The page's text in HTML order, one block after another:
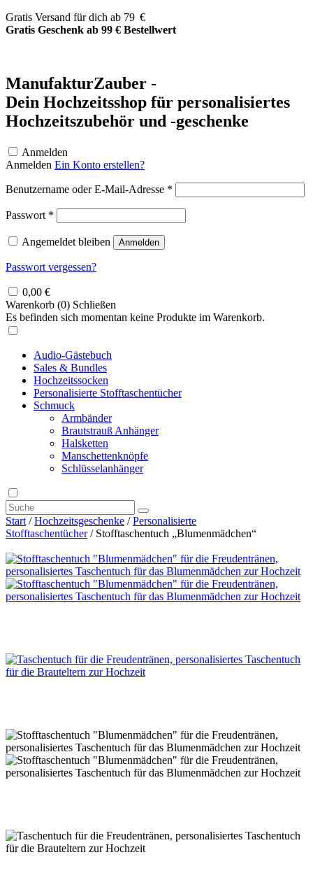
Zum
Inhalt
Gratis Versand für dich ab 79 €
Gratis Geschenk ab 99 € Bestellwert
ManufakturZauber -
Dein Hochzeitsshop für personalisiertes
Hochzeitszubehör und -geschenke
Anmelden
Anmelden Ein Konto erstellen?
Benutzername oder E-Mail-Adresse *
Passwort *
Angemeldet bleiben Anmelden
Passwort vergessen?
0,00 €
Warenkorb (0) Schließen
Es befinden sich momentan keine Produkte im Warenkorb.
Audio-Gästebuch
Sales & Bundles
Hochzeitssocken
Personalisierte Stofftaschentücher
Schmuck
Armbänder
Brautstrauß Anhänger
Halsketten
Manschettenknöpfe
Schlüsselanhänger
Start /Hochzeitsgeschenke /Personalisierte
Stofftaschentücher/ Stofftaschentuch „Blumenmädchen“